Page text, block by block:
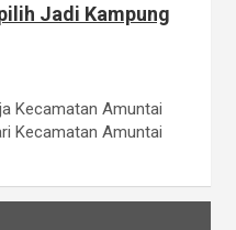
Jadi Kampung
Kecamatan Amuntai
Kecamatan Amuntai